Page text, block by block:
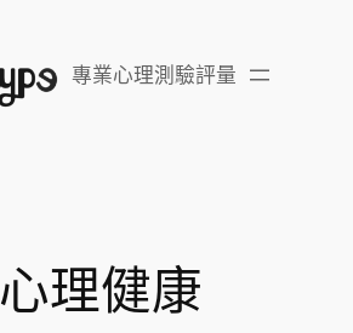
專業心理測驗評量
心理健康